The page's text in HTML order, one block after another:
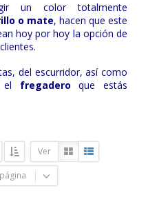
un color totalmente
o mate, hacen que este
hoy por hoy la opción de
del escurridor, así como
el fregadero que estás
Ver